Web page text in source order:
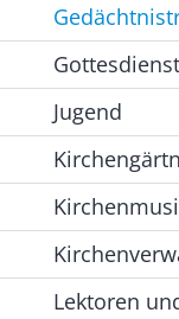
Jugend
Lektoren